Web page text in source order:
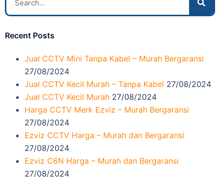
Recent Posts
Jual CCTV Mini Tanpa Kabel – Murah Bergaransi
27/08/2024
Jual CCTV Kecil Murah – Tanpa Kabel 27/08/2024
Jual CCTV Kecil Murah 27/08/2024
Harga CCTV Merk Ezviz – Murah Bergaransi
27/08/2024
Ezviz CCTV Harga – Murah dan Bergaransi
27/08/2024
Ezviz C6N Harga – Murah dan Bergaransi
27/08/2024